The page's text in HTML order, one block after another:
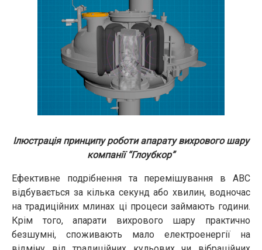
Ілюстрація принципу роботи апарату вихрового шару
компанії “Глоубкор”
Ефективне подрібнення та перемішування в АВС
відбувається за кілька секунд або хвилин, водночас
на традиційних млинах ці процеси займають години.
Крім того, апарати вихрового шару практично
безшумні, споживають мало електроенергії на